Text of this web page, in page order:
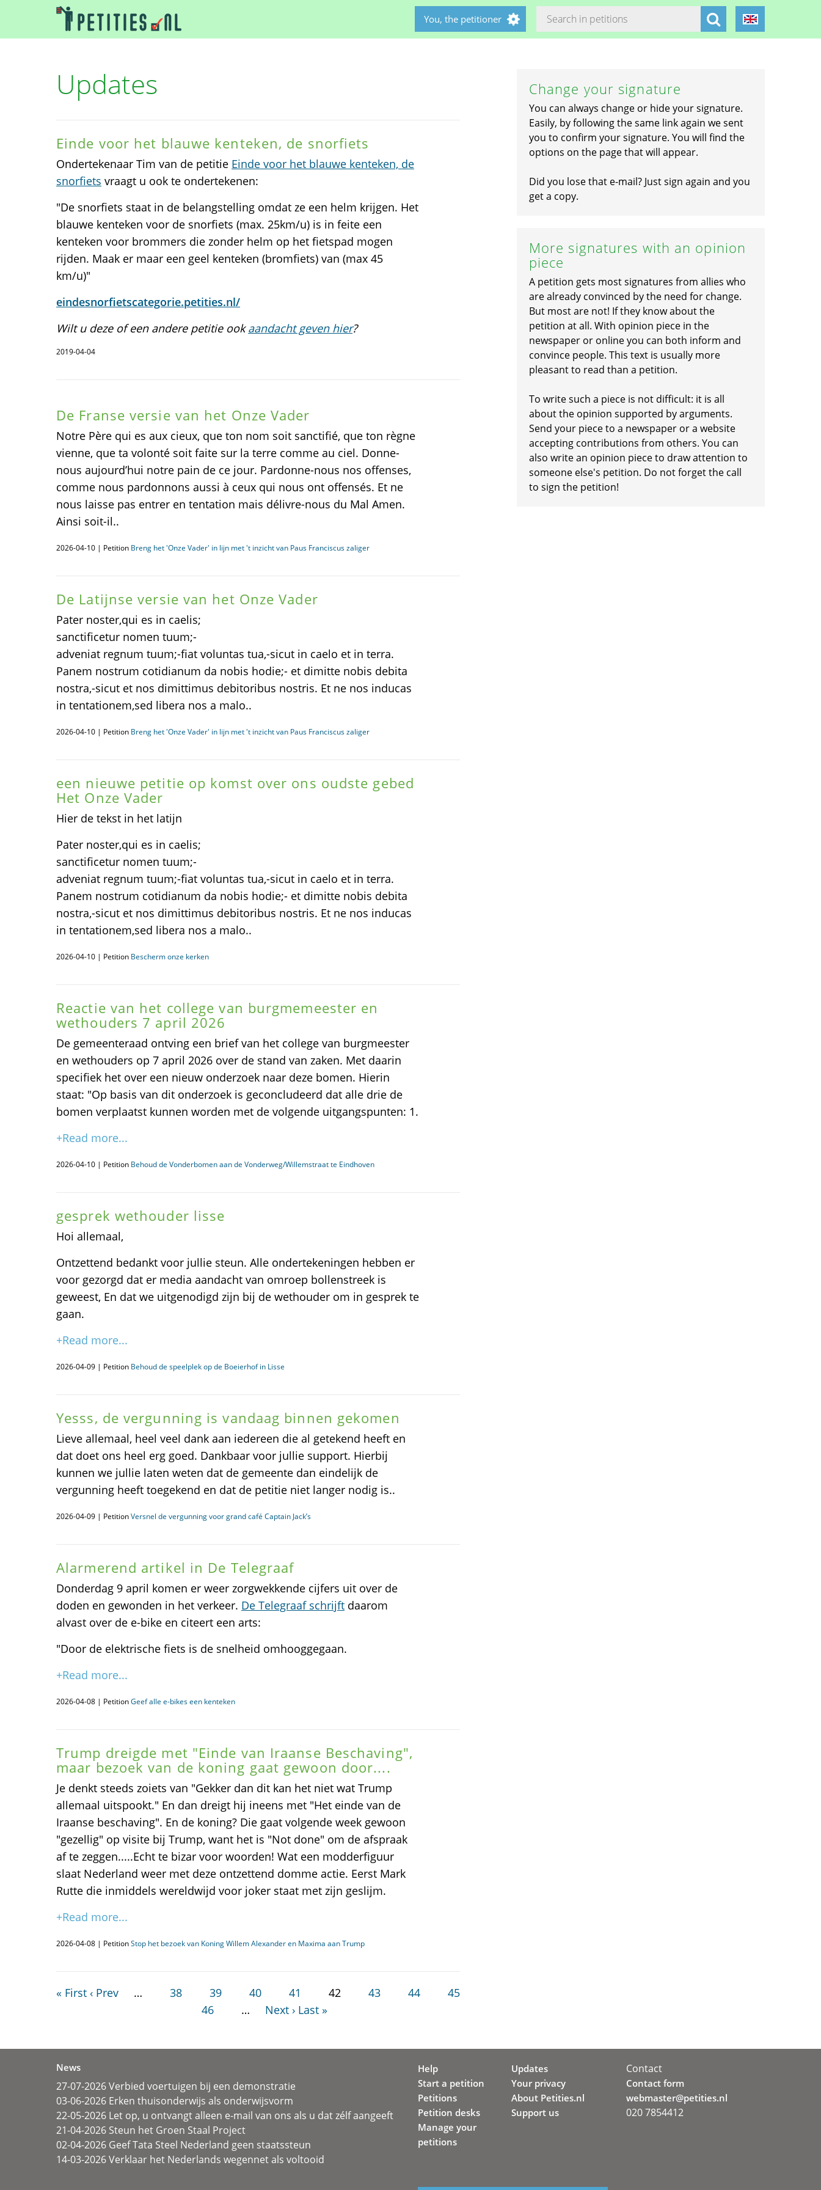
You, the petitioner
Updates
Einde voor het blauwe kenteken, de snorfiets
Ondertekenaar Tim van de petitie Einde voor het blauwe kenteken, de
snorfiets vraagt u ook te ondertekenen:
"De snorfiets staat in de belangstelling omdat ze een helm krijgen. Het
blauwe kenteken voor de snorfiets (max. 25km/u) is in feite een
kenteken voor brommers die zonder helm op het fietspad mogen
rijden. Maak er maar een geel kenteken (bromfiets) van (max 45
km/u)"
eindesnorfietscategorie.petities.nl/
Wilt u deze of een andere petitie ookaandacht geven hier?
2019-04-04
De Franse versie van het Onze Vader
Notre Père qui es aux cieux, que ton nom soit sanctifié, que ton règne
vienne, que ta volonté soit faite sur la terre comme au ciel. Donne-
nous aujourd’hui notre pain de ce jour. Pardonne-nous nos offenses,
comme nous pardonnons aussi à ceux qui nous ont offensés. Et ne
nous laisse pas entrer en tentation mais délivre-nous du Mal Amen.
Ainsi soit-il..
2026-04-10 | Petition Breng het 'Onze Vader' in lijn met 't inzicht van Paus Franciscus zaliger
De Latijnse versie van het Onze Vader
Pater noster,qui es in caelis;
sanctificetur nomen tuum;-
adveniat regnum tuum;-fiat voluntas tua,-sicut in caelo et in terra.
Panem nostrum cotidianum da nobis hodie;- et dimitte nobis debita
nostra,-sicut et nos dimittimus debitoribus nostris. Et ne nos inducas
in tentationem,sed libera nos a malo..
2026-04-10 | Petition Breng het 'Onze Vader' in lijn met 't inzicht van Paus Franciscus zaliger
een nieuwe petitie op komst over ons oudste gebed
Het Onze Vader
Hier de tekst in het latijn
Pater noster,qui es in caelis;
sanctificetur nomen tuum;-
adveniat regnum tuum;-fiat voluntas tua,-sicut in caelo et in terra.
Panem nostrum cotidianum da nobis hodie;- et dimitte nobis debita
nostra,-sicut et nos dimittimus debitoribus nostris. Et ne nos inducas
in tentationem,sed libera nos a malo..
2026-04-10 | Petition Bescherm onze kerken
Reactie van het college van burgmemeester en
wethouders 7 april 2026
De gemeenteraad ontving een brief van het college van burgmeester
en wethouders op 7 april 2026 over de stand van zaken. Met daarin
specifiek het over een nieuw onderzoek naar deze bomen. Hierin
staat: "Op basis van dit onderzoek is geconcludeerd dat alle drie de
bomen verplaatst kunnen worden met de volgende uitgangspunten: 1.
+Read more...
2026-04-10 | Petition Behoud de Vonderbomen aan de Vonderweg/Willemstraat te Eindhoven
gesprek wethouder lisse
Hoi allemaal,
Ontzettend bedankt voor jullie steun. Alle ondertekeningen hebben er
voor gezorgd dat er media aandacht van omroep bollenstreek is
geweest, En dat we uitgenodigd zijn bij de wethouder om in gesprek te
gaan.
+Read more...
2026-04-09 | Petition Behoud de speelplek op de Boeierhof in Lisse
Yesss, de vergunning is vandaag binnen gekomen
Lieve allemaal, heel veel dank aan iedereen die al getekend heeft en
dat doet ons heel erg goed. Dankbaar voor jullie support. Hierbij
kunnen we jullie laten weten dat de gemeente dan eindelijk de
vergunning heeft toegekend en dat de petitie niet langer nodig is..
2026-04-09 | PetitionVersnel de vergunning voor grand café Captain Jack’s
Alarmerend artikel in De Telegraaf
Donderdag 9 april komen er weer zorgwekkende cijfers uit over de
doden en gewonden in het verkeer. De Telegraaf schrijft daarom
alvast over de e-bike en citeert een arts:
"Door de elektrische fiets is de snelheid omhooggegaan.
+Read more...
2026-04-08 | PetitionGeef alle e-bikes een kenteken
Trump dreigde met "Einde van Iraanse Beschaving",
maar bezoek van de koning gaat gewoon door....
Je denkt steeds zoiets van "Gekker dan dit kan het niet wat Trump
allemaal uitspookt." En dan dreigt hij ineens met "Het einde van de
Iraanse beschaving". En de koning? Die gaat volgende week gewoon
"gezellig" op visite bij Trump, want het is "Not done" om de afspraak
af te zeggen.....Echt te bizar voor woorden! Wat een modderfiguur
slaat Nederland weer met deze ontzettend domme actie. Eerst Mark
Rutte die inmiddels wereldwijd voor joker staat met zijn geslijm.
+Read more...
2026-04-08 | PetitionStop het bezoek van Koning Willem Alexander en Maxima aan Trump
« First ‹ Prev … 38 39 40 41 42 43 44
45
46
… Next › Last »
Change your signature
You can always change or hide your signature.
Easily, by following the same link again we sent
you to confirm your signature. You will find the
options on the page that will appear.
Did you lose that e-mail? Just sign again and you
get a copy.
More signatures with an opinion
piece
A petition gets most signatures from allies who
are already convinced by the need for change.
But most are not! If they know about the
petition at all. With opinion piece in the
newspaper or online you can both inform and
convince people. This text is usually more
pleasant to read than a petition.
To write such a piece is not difficult: it is all
about the opinion supported by arguments.
Send your piece to a newspaper or a website
accepting contributions from others. You can
also write an opinion piece to draw attention to
someone else's petition. Do not forget the call
to sign the petition!
News
27-07-2026 Verbied voertuigen bij een demonstratie
03-06-2026 Erken thuisonderwijs als onderwijsvorm
22-05-2026 Let op, u ontvangt alleen e-mail van ons als u dat zélf aangeeft
21-04-2026 Steun het Groen Staal Project
02-04-2026 Geef Tata Steel Nederland geen staatssteun
14-03-2026 Verklaar het Nederlands wegennet als voltooid
Help
Start a petition
Petitions
Petition desks
Manage your
petitions
Updates
Your privacy
About Petities.nl
Support us
Contact
Contact form
webmaster@petities.nl
020 7854412